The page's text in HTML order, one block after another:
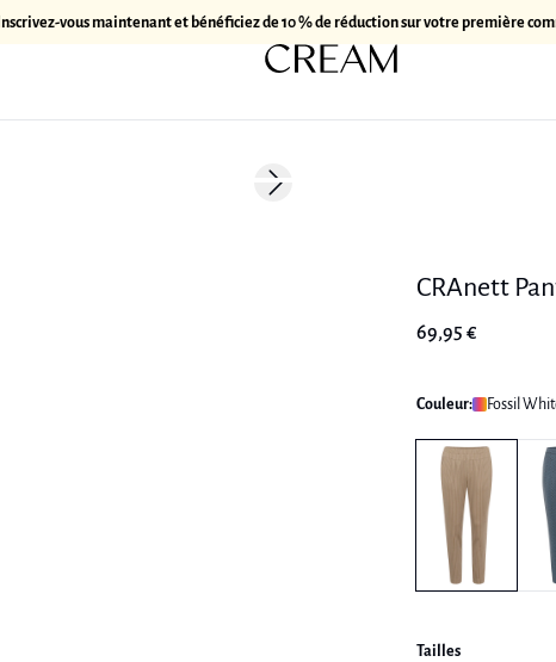
Inscrivez-vous maintenant et bénéficiez de 10 % de réduction sur votre première
Next slide
CRAnett
69,95 €
Couleur: Fossil
Tailles